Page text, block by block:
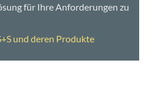
für Ihre Anforderungen zu
und deren Produkte